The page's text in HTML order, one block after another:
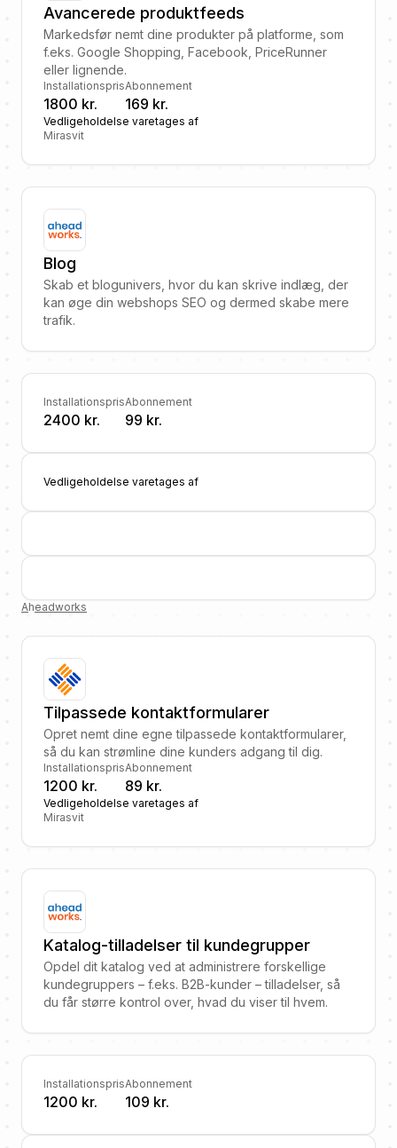
Avancerede produktfeeds
Markedsfør nemt dine produkter på platforme, som
f.eks. Google Shopping, Facebook, PriceRunner
eller lignende.
Installationspris
1800 kr.
Abonnement
169 kr.
Vedligeholdelse varetages af
Mirasvit
Blog
Skab et blogunivers, hvor du kan skrive indlæg, der
kan øge din webshops SEO og dermed skabe mere
trafik.
Installationspris
2400 kr.
Abonnement
99 kr.
Vedligeholdelse varetages af
Aheadworks
Tilpassede kontaktformularer
Opret nemt dine egne tilpassede kontaktformularer,
så du kan strømline dine kunders adgang til dig.
Installationspris
1200 kr.
Abonnement
89 kr.
Vedligeholdelse varetages af
Mirasvit
Katalog-tilladelser til kundegrupper
Opdel dit katalog ved at administrere forskellige
kundegruppers – f.eks. B2B-kunder – tilladelser, så
du får større kontrol over, hvad du viser til hvem.
Installationspris
1200 kr.
Abonnement
109 kr.